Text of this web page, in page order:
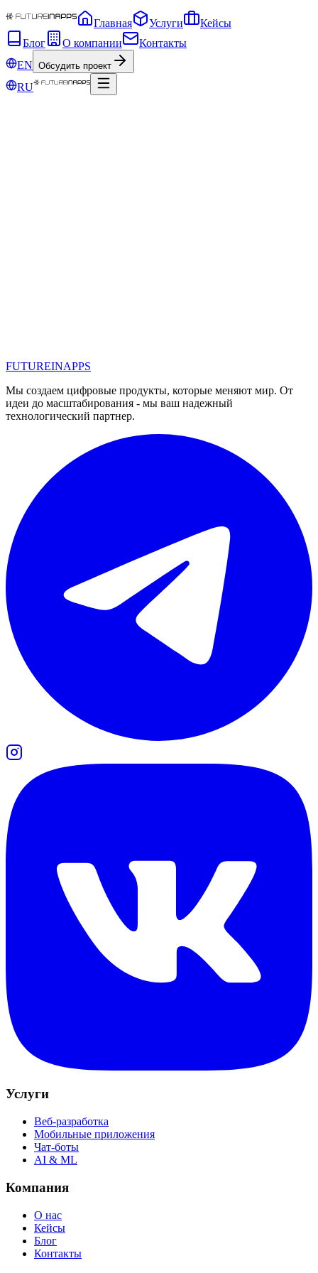
Главная Услуги
Кейсы
Блог
О компании
Контакты
EN Обсудить проект
RU
#noerror
Читать
FUTUREINAPPS
Мы создаем цифровые продукты, которые меняют мир. От
идеи до масштабирования - мы ваш надежный
технологический партнер.
Услуги
Веб-разработка
Мобильные приложения
Чат-боты
AI & ML
Компания
О нас
Кейсы
Блог
Контакты